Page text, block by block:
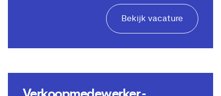
Bekijk vacature